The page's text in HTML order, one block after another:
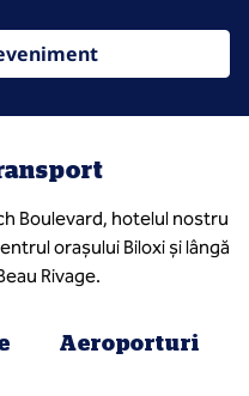
Boulevard, hotelul nostru
orașului Biloxi și lângă
Rivage.
Aeroporturi